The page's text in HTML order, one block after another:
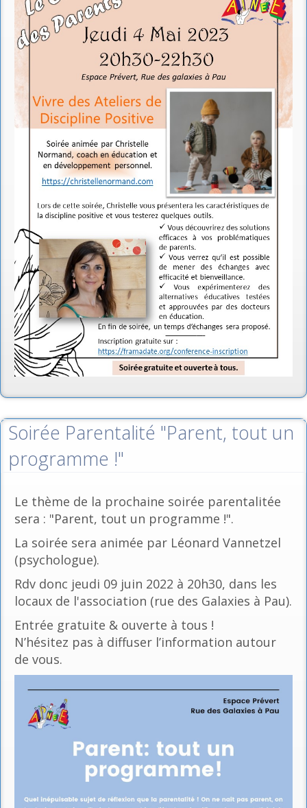
Soirée Parentalité "Parent, tout un
programme !"
Le thème de la prochaine soirée parentalitée
sera : "Parent, tout un programme !".
La soirée sera animée par Léonard Vannetzel
(psychologue).
Rdv donc jeudi 09 juin 2022 à 20h30, dans les
locaux de l'association (rue des Galaxies à Pau).
Entrée gratuite & ouverte à tous !
N’hésitez pas à diffuser l’information autour
de vous.